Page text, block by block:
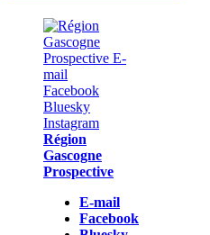
Région
Gascogne
Prospective
E-mail
Facebook